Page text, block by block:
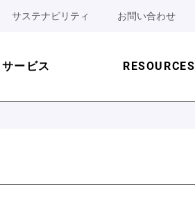
サステナビリティ お問い合わせ
サービス RESOURCES